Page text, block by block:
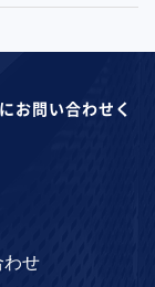
お問い合わせく
わせ